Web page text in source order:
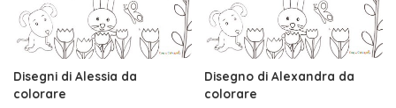
Disegni di Alessia da
colorare
Disegno di Alexandra da
colorare